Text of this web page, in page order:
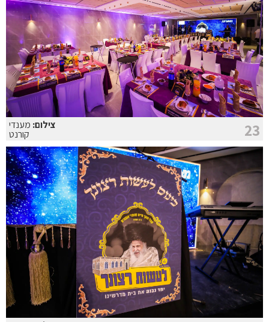
23 צילום: מענדי
קורנט